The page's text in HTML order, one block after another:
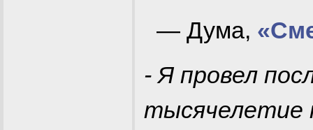
— Дума,
- Я провел
тысячелетие